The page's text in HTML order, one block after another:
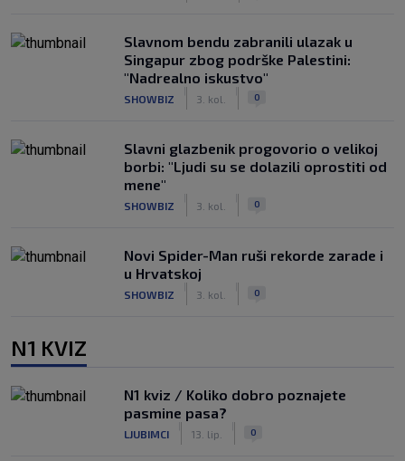
Slavnom bendu zabranili ulazak u
Singapur zbog podrške Palestini:
"Nadrealno iskustvo"
SHOWBIZ 3. kol. 0
Slavni glazbenik progovorio o velikoj
borbi: "Ljudi su se dolazili oprostiti od
mene"
SHOWBIZ 3. kol. 0
Novi Spider-Man ruši rekorde zarade i
u Hrvatskoj
SHOWBIZ 3. kol. 0
N1 KVIZ
N1 kviz / Koliko dobro poznajete
pasmine pasa?
LJUBIMCI 13. lip. 0